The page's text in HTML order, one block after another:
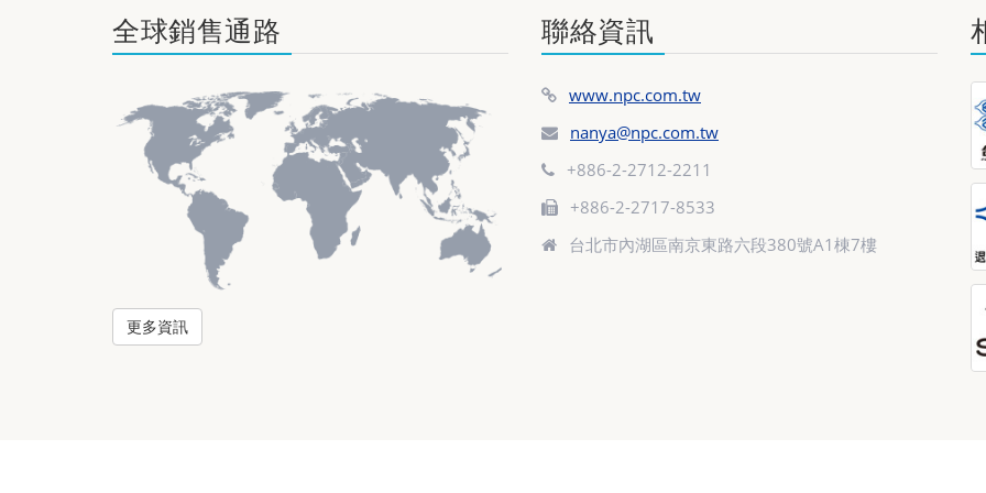
全球銷售通路
更多資訊
聯絡資訊
www.npc.com.tw
nanya@npc.com.tw
+886-2-2712-2211
+886-2-2717-8533
台北市內湖區南京東路六段380號A1棟7樓